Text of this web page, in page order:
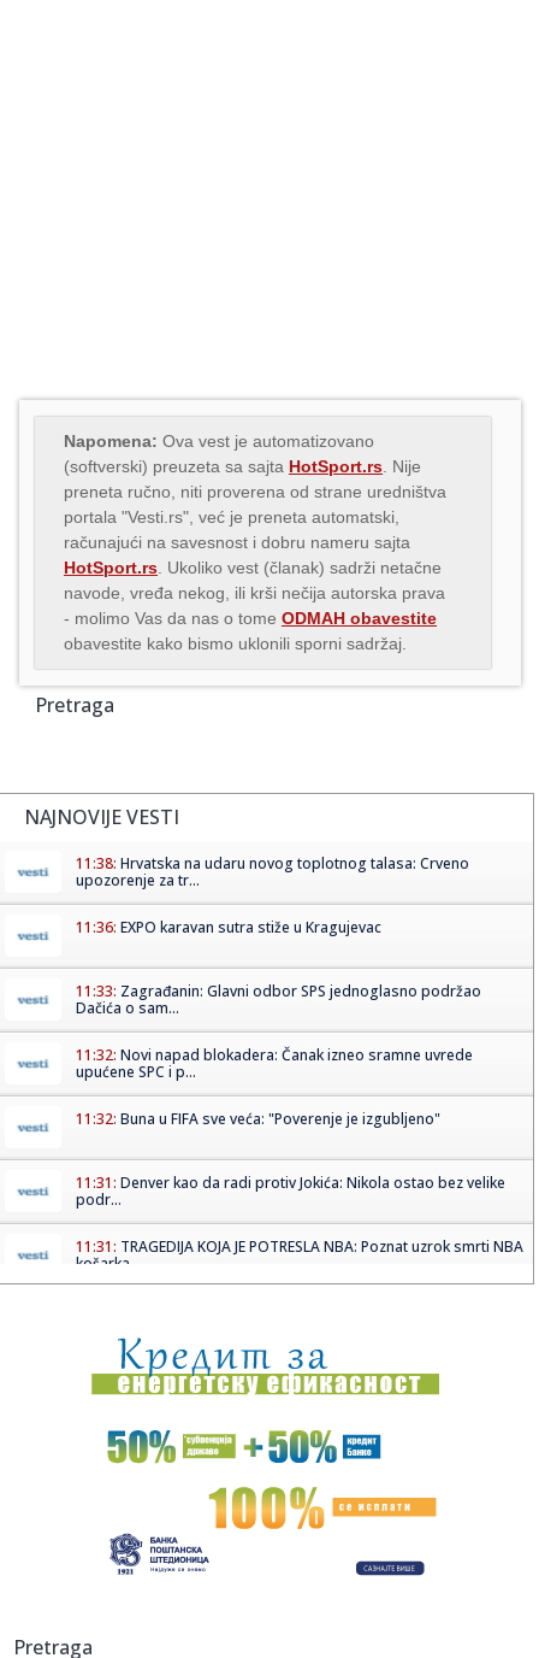
Napomena: Ova vest je automatizovano
(softverski) preuzeta sa sajta HotSport.rs . Nije
preneta ručno, niti proverena od strane uredništva
portala "Vesti.rs", već je preneta automatski,
računajući na savesnost i dobru nameru sajta
HotSport.rs . Ukoliko vest (članak) sadrži netačne
navode, vređa nekog, ili krši nečija autorska prava
- molimo Vas da nas o tome ODMAH obavestite
obavestite kako bismo uklonili sporni sadržaj.
Pretraga
NAJNOVIJE VESTI
11:38: Hrvatska na udaru novog toplotnog talasa: Crveno
upozorenje za tr...
11:36: EXPO karavan sutra stiže u Kragujevac
11:33: Zagrađanin: Glavni odbor SPS jednoglasno podržao
Dačića o sam...
11:32: Novi napad blokadera: Čanak izneo sramne uvrede
upućene SPC i p...
11:32: Buna u FIFA sve veća: "Poverenje je izgubljeno"
11:31: Denver kao da radi protiv Jokića: Nikola ostao bez velike
podr...
11:31: TRAGEDIJA KOJA JE POTRESLA NBA: Poznat uzrok smrti NBA
košarka...
11:28:U požaru u Gornjem Milanovcu izgorela kompletna kuća
šestočla...
11:26:Novak Đoković otvorio dušu: "Taj poraz me uništio"
Na Zlatiboru žu-žu prodaju na komad
11:26:Težak sudar više vozila na putu Stolac - Neum: Nekoliko
pažnju na...
Pretraga